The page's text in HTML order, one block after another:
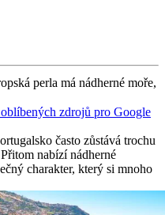
perla má nádherné moře,
zdrojů pro Google
často zůstává trochu
nabízí nádherné
charakter, který si mnoho